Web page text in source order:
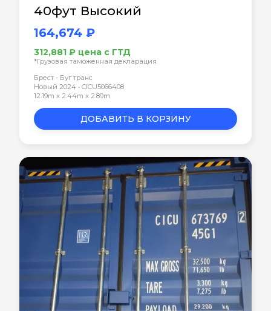
40фут Высокий
164,674 ₽
312,881 ₽ цена с ГТД
*Грузовая таможенная декларация
Брест - Буг транс
Новый 2024 • CICU5066408
12.19m x 2.44m x 2.89m
ДОБАВИТЬ В КОРЗИНУ